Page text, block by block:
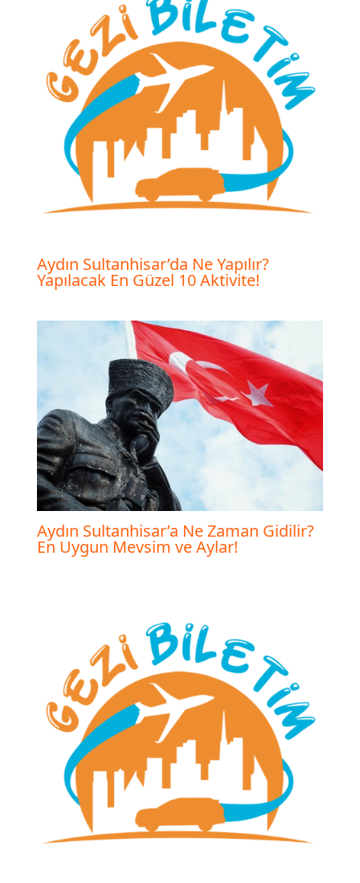
Aydın Sultanhisar’da Ne Yapılır?
Yapılacak En Güzel 10 Aktivite!
Aydın Sultanhisar’a Ne Zaman Gidilir?
En Uygun Mevsim ve Aylar!